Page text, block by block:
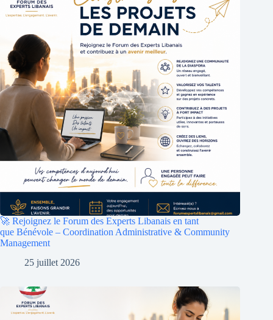
🚀 Rejoignez le Forum des Experts Libanais en tant
que Bénévole – Coordination Administrative & Community
Management
25 juillet 2026